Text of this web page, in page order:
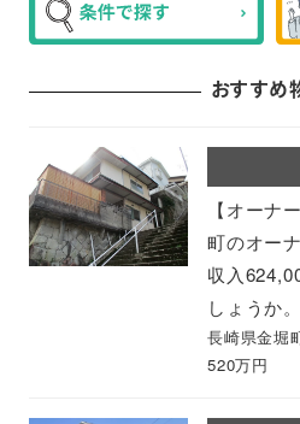
おすすめ
【オーナ
町のオー
収入
しょうか。
長崎県金堀
520万円